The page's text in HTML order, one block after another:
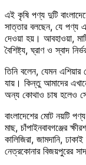
এই কৃষি পণ্য দুটি
সাত্তার বলছেন, যে পণ্য
দেওয়া হয়। আবহাওয়া,
বৈশিষ্ট্য, ঘ্রাণ ও স্বাদ
তিনি বলেন, যেমন এশিয়ার
যায়। কিন্তু আমাদের
অন্য কোথাও চাষ হলেও
বাংলাদেশের মোট নয়টি
মাছ, চাঁপাইনবাবগঞ্জের
কালিজিরা, জামদানি,
নেত্রকোনার বিজয়পুরের